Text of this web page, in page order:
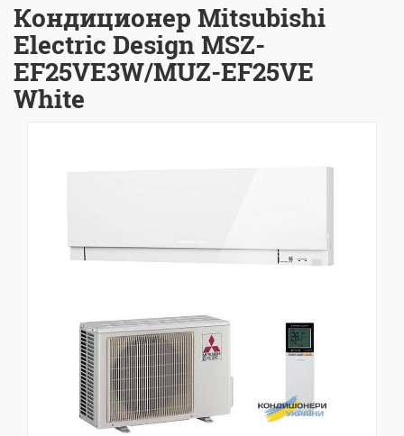
Кондиционер Mitsubishi
Electric Design MSZ-
EF25VE3W/MUZ-EF25VE
White